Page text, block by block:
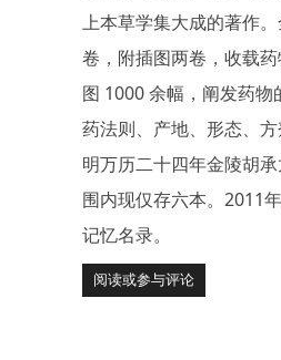
上本草学集大成的著作
卷，附插图两卷，收载
图 1000 余幅，阐发药物
药法则、产地、形态、
明万历二十四年金陵胡
围内现仅存六本。2011
记忆名录。
阅读或参与评论